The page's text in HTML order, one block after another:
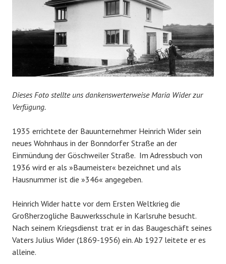
Dieses Foto stellte uns dankenswerterweise Maria Wider zur
Verfügung.
1935 errichtete der Bauunternehmer Heinrich Wider sein
neues Wohnhaus in der Bonndorfer Straße an der
Einmündung der Göschweiler Straße. Im Adressbuch von
1936 wird er als »Baumeister« bezeichnet und als
Hausnummer ist die »346« angegeben.
Heinrich Wider hatte vor dem Ersten Weltkrieg die
Großherzogliche Bauwerksschule in Karlsruhe besucht.
Nach seinem Kriegsdienst trat er in das Baugeschäft seines
Vaters Julius Wider (1869-1956) ein. Ab 1927 leitete er es
alleine.